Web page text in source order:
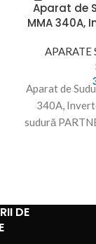
Aparat de
MMA 340A,
APARATE
Aparat de
340A,
sudură
DE